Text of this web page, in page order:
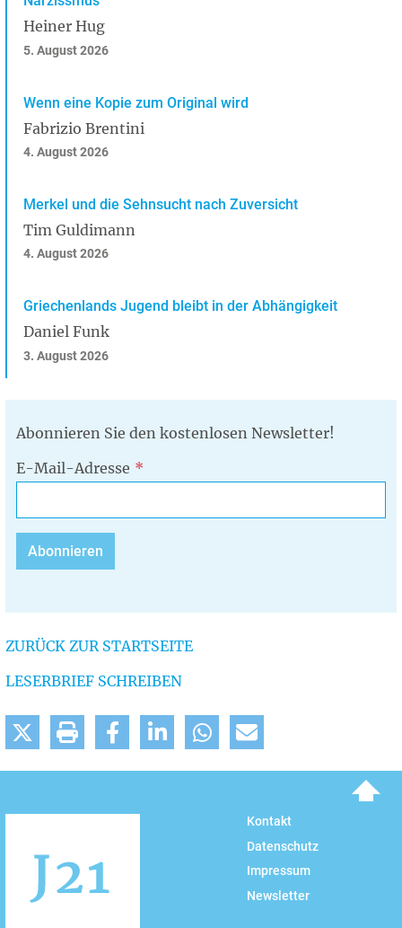
Heiner Hug
5. August 2026
Wenn eine Kopie zum Original wird
Fabrizio Brentini
4. August 2026
Merkel und die Sehnsucht nach Zuversicht
Tim Guldimann
4. August 2026
Griechenlands Jugend bleibt in der Abhängigkeit
Daniel Funk
3. August 2026
Abonnieren Sie den kostenlosen Newsletter!
E-Mail-Adresse
ZURÜCK ZUR STARTSEITE
LESERBRIEF SCHREIBEN
Kontakt
Datenschutz
Impressum
Newsletter